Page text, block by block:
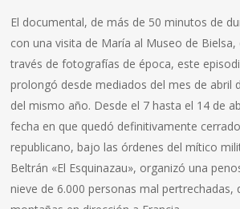
El documental, de más de 50 minutos de
con una visita de María al Museo de
través de fotografías de época, este
prolongó desde mediados del mes de abril
del mismo año. Desde el 7 hasta el 14 de
fecha en que quedó definitivamente
republicano, bajo las órdenes del mítico
Beltrán «El Esquinazau», organizó una
nieve de 6.000 personas mal pertrechadas,